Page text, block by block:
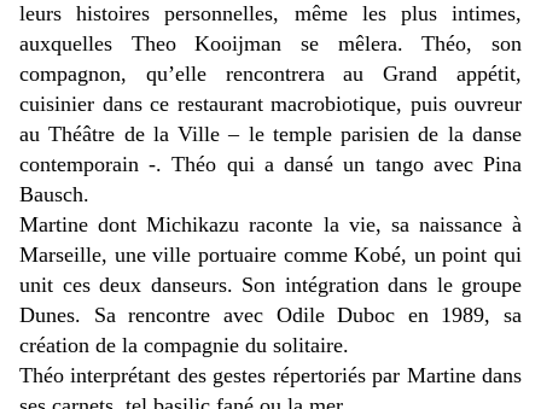
leurs histoires personnelles, même les plus intimes,
auxquelles Theo Kooijman se mêlera. Théo, son
compagnon, qu’elle rencontrera au Grand appétit,
cuisinier dans ce restaurant macrobiotique, puis ouvreur
au Théâtre de la Ville – le temple parisien de la danse
contemporain -. Théo qui a dansé un tango avec Pina
Bausch.
Martine dont Michikazu raconte la vie, sa naissance à
Marseille, une ville portuaire comme Kobé, un point qui
unit ces deux danseurs. Son intégration dans le groupe
Dunes. Sa rencontre avec Odile Duboc en 1989, sa
création de la compagnie du solitaire.
Théo interprétant des gestes répertoriés par Martine dans